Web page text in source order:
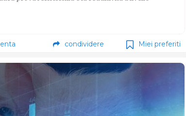
condividere Miei preferiti